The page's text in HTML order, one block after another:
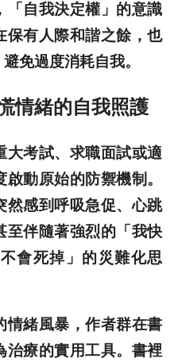
「自我決定權」的意識
保有人際和諧之餘，也
免過度消耗自我。
情緒的自我照護
考試、求職面試或適
動原始的防禦機制。
然感到呼吸急促、心跳
至伴隨著強烈的「我快
會死掉」的災難化思
緒風暴，作者群在書
治療的實用工具。書裡